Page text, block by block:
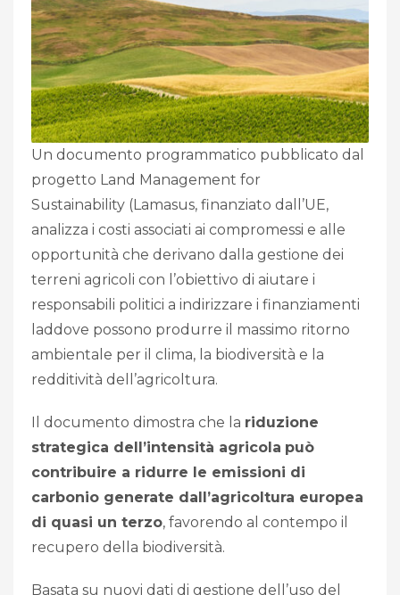
Un documento programmatico pubblicato dal
progetto Land Management for
Sustainability (Lamasus), finanziato dall’UE,
analizza i costi associati ai compromessi e alle
opportunità che derivano dalla gestione dei
terreni agricoli con l’obiettivo di aiutare i
responsabili politici a indirizzare i finanziamenti
laddove possono produrre il massimo ritorno
ambientale per il clima, la biodiversità e la
redditività dell’agricoltura.
Il documento dimostra che la riduzione
strategica dell’intensità agricola può
contribuire a ridurre le emissioni di
carbonio generate dall’agricoltura europea
di quasi un terzo, favorendo al contempo il
recupero della biodiversità.
Basata su nuovi dati di gestione dell’uso del